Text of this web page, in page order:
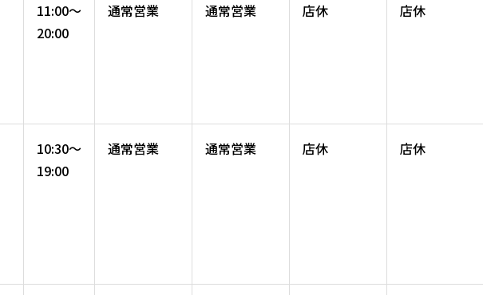
11:00～
20:00
通常営業 通常営業 店休 店休
10:30～
19:00
通常営業 通常営業 店休 店休